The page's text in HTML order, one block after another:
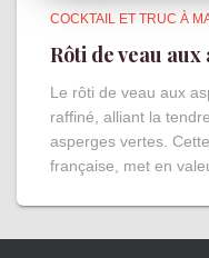
COCKTAIL ET TRUC À
Rôti de veau
Le rôti de veau aux
raffiné, alliant la
asperges vertes.
française, met en